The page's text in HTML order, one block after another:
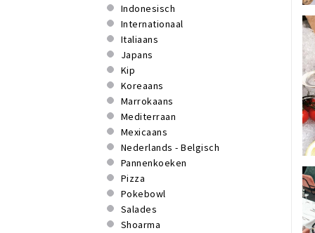
Indonesisch
Internationaal
Italiaans
Japans
Kip
Koreaans
Marrokaans
Mediterraan
Mexicaans
Nederlands - Belgisch
Pannenkoeken
Pizza
Pokebowl
Salades
Shoarma